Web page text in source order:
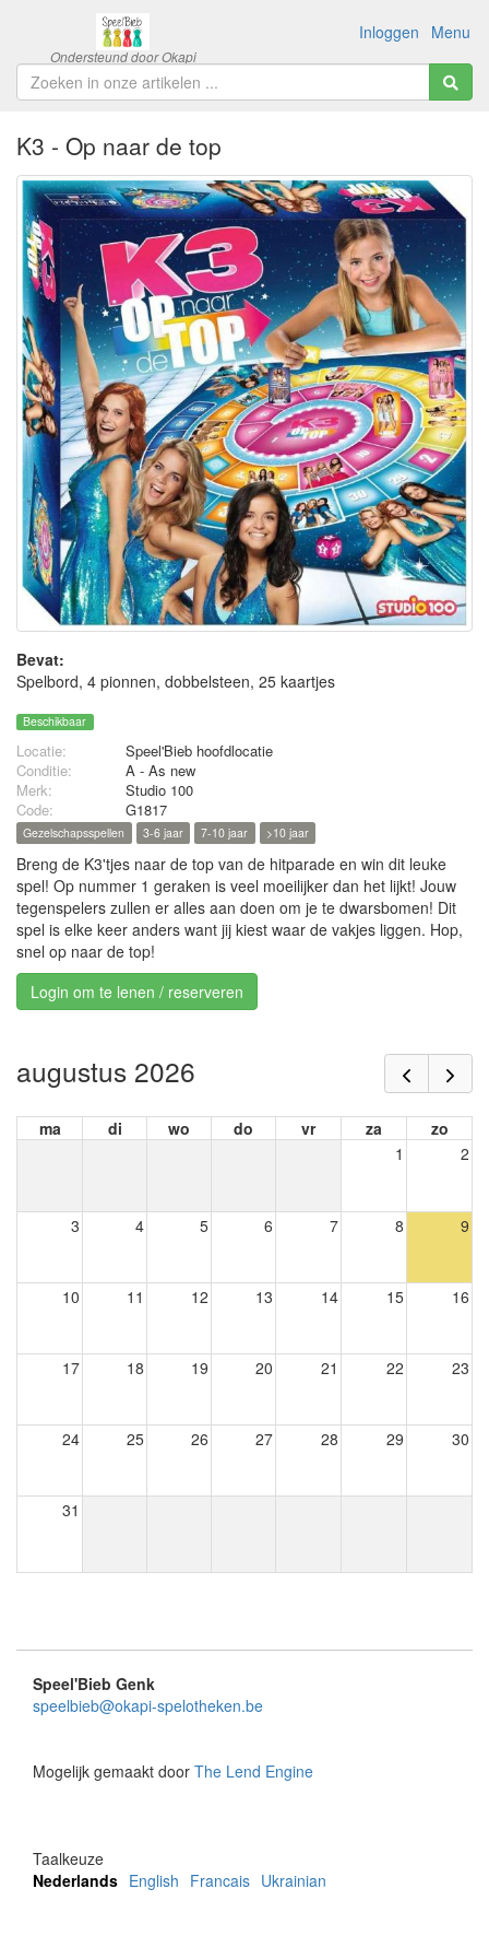
Menu
Inloggen
K3 - Op naar de top
Bevat:
Spelbord, 4 pionnen, dobbelsteen, 25 kaartjes
Beschikbaar
Locatie:
Speel'Bieb hoofdlocatie
Conditie:
A - As new
Merk:
Studio 100
Code:
G1817
Gezelschapsspellen 3-6 jaar 7-10 jaar >10 jaar
Breng de K3'tjes naar de top van de hitparade en win dit leuke
spel! Op nummer 1 geraken is veel moeilijker dan het lijkt! Jouw
tegenspelers zullen er alles aan doen om je te dwarsbomen! Dit
spel is elke keer anders want jij kiest waar de vakjes liggen. Hop,
snel op naar de top!
Login om te lenen / reserveren
augustus 2026
ma di wo do vr za
zo
1
2
3 4 5 6 7 8 9
10 11 12 13 14 15 16
17 18 19 20 21 22 23
24 25 26 27 28 29 30
31
Speel'Bieb Genk
speelbieb@okapi-spelotheken.be
Mogelijk gemaakt door The Lend Engine
Taalkeuze
Nederlands English Francais Ukrainian